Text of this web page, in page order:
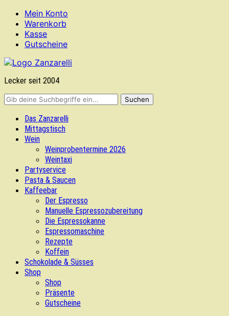
Mein Konto
Warenkorb
Kasse
Gutscheine
Lecker seit 2004
Das Zanzarelli
Mittagstisch
Wein
Weinprobentermine 2026
Weintaxi
Partyservice
Pasta & Saucen
Kaffeebar
Der Espresso
Manuelle Espressozubereitung
Die Espressokanne
Espressomaschine
Rezepte
Koffein
Schokolade & Süsses
Shop
Shop
Präsente
Gutscheine